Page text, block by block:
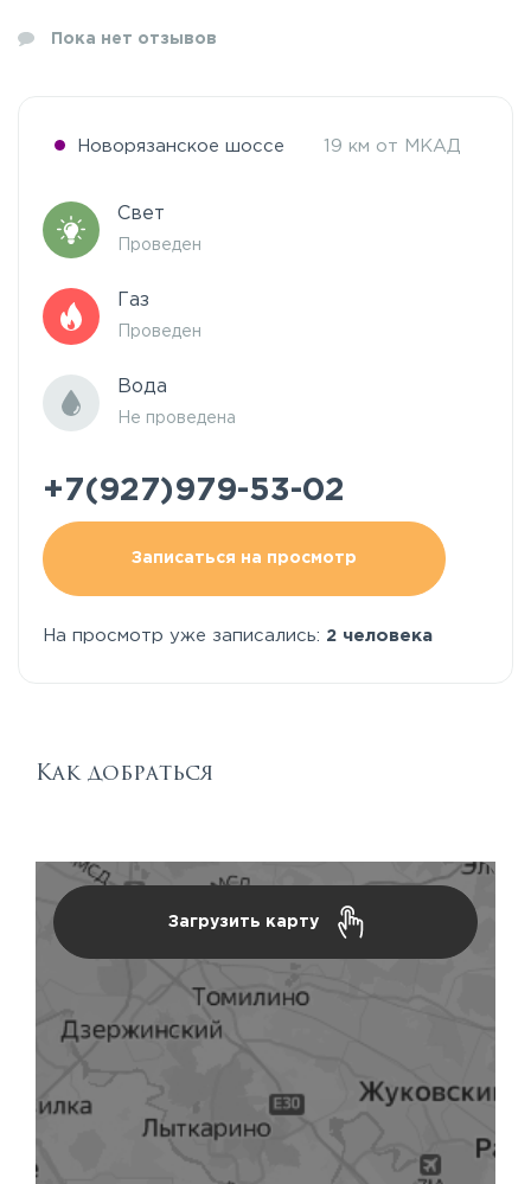
Пока нет отзывов
Новорязанское шоссе 19 км от МКАД
Свет
Проведен
Газ
Проведен
Вода
Не проведена
+7(927)979-53-02
Записаться на просмотр
На просмотр уже записались: 2 человека
Как добраться
Загрузить карту